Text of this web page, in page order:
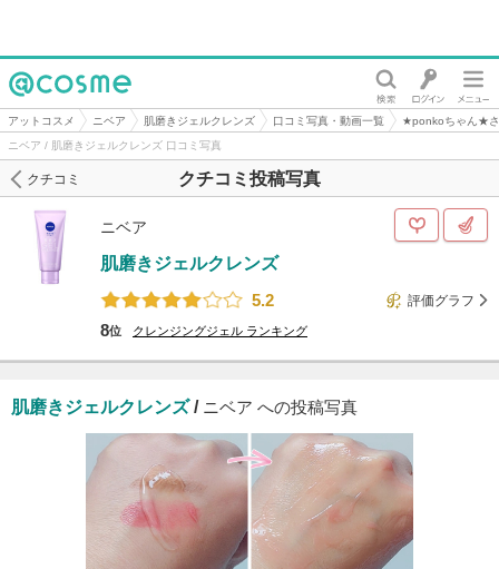
@cosme
アットコスメ ニベア 肌磨きジェルクレンズ 口コミ写真・動画一覧
★ponkoちゃん★さ
ニベア / 肌磨きジェルクレンズ 口コミ写真
クチコミ投稿写真
クチコミ
ニベア
肌磨きジェルクレンズ
5.2
評価グラフ
8位 クレンジングジェル ランキング
肌磨きジェルクレンズ/ ニベア への投稿写真